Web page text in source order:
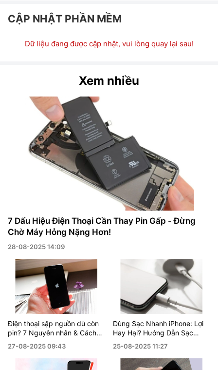
CẬP NHẬT PHẦN MỀM
Dữ liệu đang được cập nhật, vui lòng quay lại sau!
Xem nhiều
7 Dấu Hiệu Điện Thoại Cần Thay Pin Gấp - Đừng
Chờ Máy Hỏng Nặng Hơn!
28-08-2025 14:09
Điện thoại sập nguồn dù còn
pin? 7 Nguyên nhân & Cách
sửa tại nhà hiệu quả
27-08-2025 09:43
Dùng Sạc Nhanh iPhone: Lợi
Hay Hại? Hướng Dẫn Sạc
Đúng Cách 2025
25-08-2025 11:27